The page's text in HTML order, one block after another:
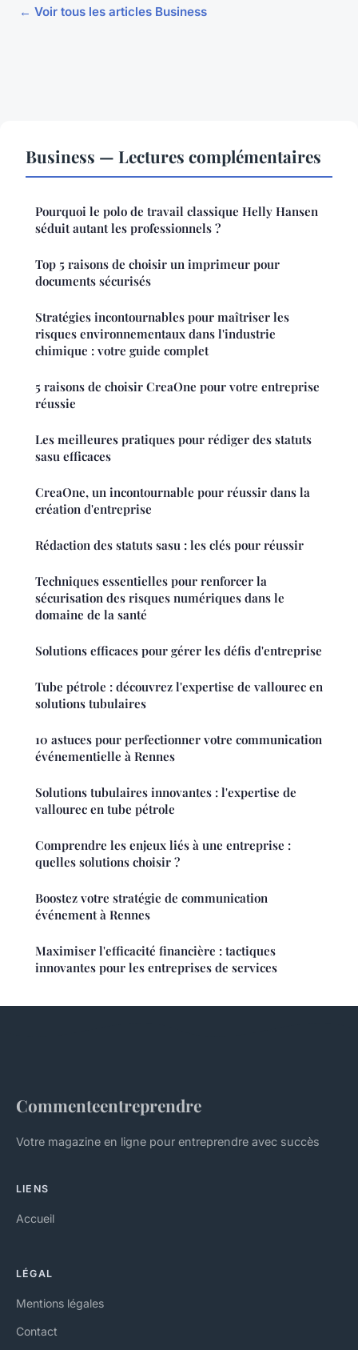
← Voir tous les articles Business
Business — Lectures complémentaires
Pourquoi le polo de travail classique Helly Hansen
séduit autant les professionnels ?
Top 5 raisons de choisir un imprimeur pour
documents sécurisés
Stratégies incontournables pour maîtriser les
risques environnementaux dans l'industrie
chimique : votre guide complet
5 raisons de choisir CreaOne pour votre entreprise
réussie
Les meilleures pratiques pour rédiger des statuts
sasu efficaces
CreaOne, un incontournable pour réussir dans la
création d'entreprise
Rédaction des statuts sasu : les clés pour réussir
Techniques essentielles pour renforcer la
sécurisation des risques numériques dans le
domaine de la santé
Solutions efficaces pour gérer les défis d'entreprise
Tube pétrole : découvrez l'expertise de vallourec en
solutions tubulaires
10 astuces pour perfectionner votre communication
événementielle à Rennes
Solutions tubulaires innovantes : l'expertise de
vallourec en tube pétrole
Comprendre les enjeux liés à une entreprise :
quelles solutions choisir ?
Boostez votre stratégie de communication
événement à Rennes
Maximiser l'efficacité financière : tactiques
innovantes pour les entreprises de services
Commenteentreprendre
Votre magazine en ligne pour entreprendre avec succès
LIENS
Accueil
LÉGAL
Mentions légales
Contact